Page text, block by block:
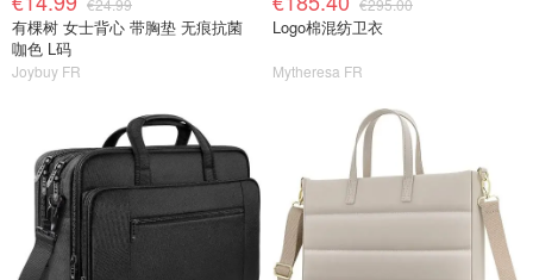
€24.99
有棵树 女士背心 带胸垫 无痕抗菌
咖色 L码
Joybuy FR
€295.00
Logo棉混纺卫衣
Mytheresa FR